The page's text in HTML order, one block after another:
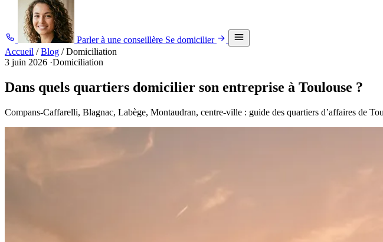
Parler à une conseillère Se domicilier
Accueil / Blog / Domiciliation
3 juin 2026 ·Domiciliation
Dans quels quartiers domicilier son entreprise à Toulouse ?
Compans-Caffarelli, Blagnac, Labège, Montaudran, centre-ville : guide des quartiers d’affaires de